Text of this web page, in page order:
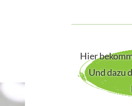
Hier
Und dazu